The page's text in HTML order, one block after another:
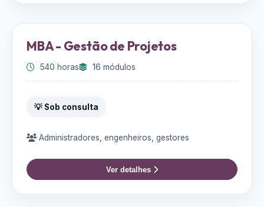
MBA - Gestão de Projetos
540 horas 16 módulos
💡 Sob consulta
Administradores, engenheiros, gestores
Ver detalhes